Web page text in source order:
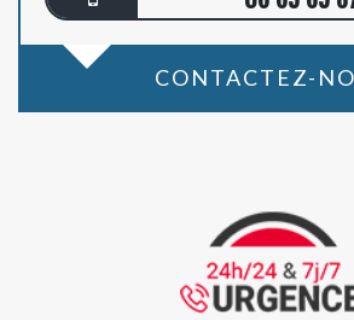
CONTACTEZ-